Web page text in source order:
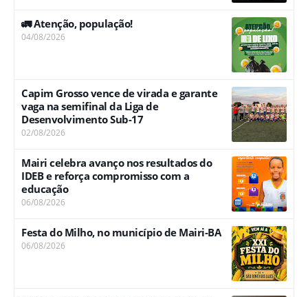
🚛 Atenção, população!
04/08/2026
Capim Grosso vence de virada e garante
vaga na semifinal da Liga de
Desenvolvimento Sub-17
02/08/2026
Mairi celebra avanço nos resultados do
IDEB e reforça compromisso com a
educação
06/08/2026
Festa do Milho, no município de Mairi-BA
06/08/2026